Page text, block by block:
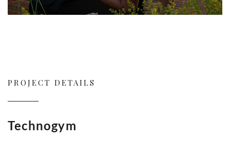
PROJECT DETAILS
Technogym